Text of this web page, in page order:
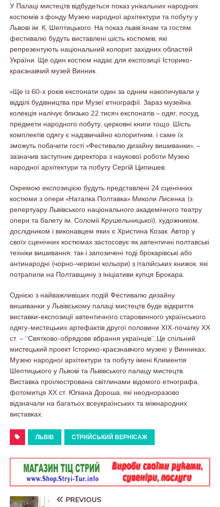
У Палаці мистецтв відбудеться показ унікальних народних
костюмів з фонду Музею народної архітектури та побуту у
Львові ім. К. Шептицького. На показ львів’янам та гостям
фестивалю будуть виставлені шість костюмів, які
репрезентують національний колорит західних областей
України. Ще один костюм надає для експозиції Історико-
краєзнавчий музей Винник.
«Ще із 60-х років експонати один за одним накопичували у
відділі будівництва при Музеї етнографії. Зараз музейна
колекція налічує близько 22 тисяч експонатів – одяг, посуд,
предмети народного побуту, церковні книги тощо. Шість
комплектів одягу є надзвичайно колоритним, і саме їх
зможуть побачити гості «Фестивалю дизайну вишиванки», –
зазначив заступник директора з наукової роботи Музею
народної архітектури та побуту Сергій Ципишев.
Окремою експозицією будуть представлені 24 сценічних
костюми з опери «Наталка Полтавка» Миколи Лисенка (з
репертуару Львівського національного академічного театру
опери та балету ім. Соломії Крушельницької), художником,
дослідником і виконавцем яких є Христина Козак. Автор у
своїх сценічних костюмах застосовує як автентичні полтавські
техніки вишивання, так і запозичені тоді брокарівські або
антинародні (чорно-червоні кольори) з італійських книжок, які
потрапили на Полтавщину з ініціативи купця Брокара.
Однією з найважливіших подій Фестивалю дизайну
вишиванки у Львівському палаці мистецтв буде відкриття
виставки-експозиції автентичного старовинного українського
одягу-мистецьких артефактів другої половини ХІХ-початку ХХ
ст. – “Святково-обрядове вбрання українців”..Це спільний
мистецький проект Історико-краєзнавчого музею у Винниках,
Музею народної архітектури та побуту імені Климентія
Шептицького у Львові та Львівського палацу мистецтв.
Виставка проілюстрована світлинами відомого етнографа,
фотомитця ХХ ст. Юліана Дороша, які неодноразово
відзначали на багатьох всеукраїнських та міжнародних
виставках.
ЛЬВІВ СТРИЙСЬКИЙ ВЕРНІСАЖ
PREVIOUS